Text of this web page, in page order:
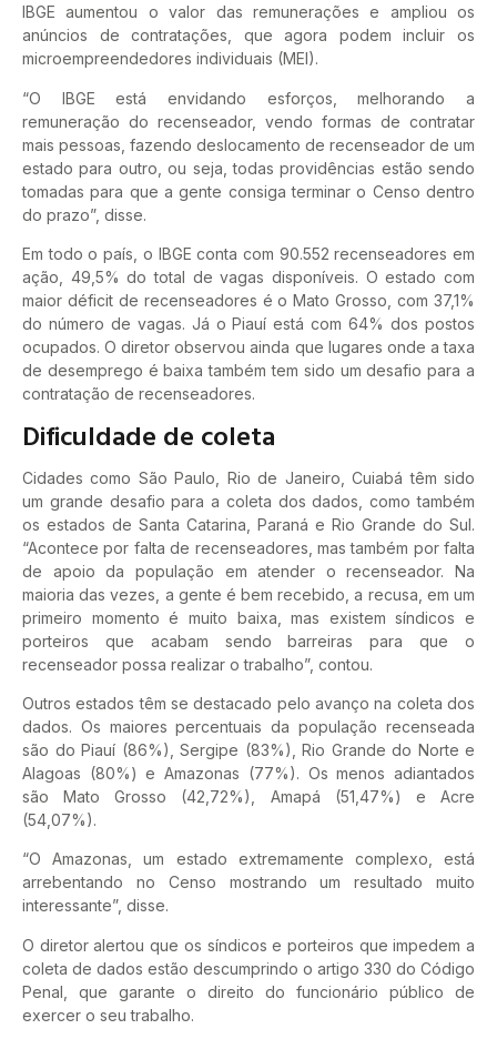
IBGE aumentou o valor das remunerações e ampliou os
anúncios de contratações, que agora podem incluir os
microempreendedores individuais (MEI).
“O IBGE está envidando esforços, melhorando a
remuneração do recenseador, vendo formas de contratar
mais pessoas, fazendo deslocamento de recenseador de um
estado para outro, ou seja, todas providências estão sendo
tomadas para que a gente consiga terminar o Censo dentro
do prazo”, disse.
Em todo o país, o IBGE conta com 90.552 recenseadores em
ação, 49,5% do total de vagas disponíveis. O estado com
maior déficit de recenseadores é o Mato Grosso, com 37,1%
do número de vagas. Já o Piauí está com 64% dos postos
ocupados. O diretor observou ainda que lugares onde a taxa
de desemprego é baixa também tem sido um desafio para a
contratação de recenseadores.
Dificuldade de coleta
Cidades como São Paulo, Rio de Janeiro, Cuiabá têm sido
um grande desafio para a coleta dos dados, como também
os estados de Santa Catarina, Paraná e Rio Grande do Sul.
“Acontece por falta de recenseadores, mas também por falta
de apoio da população em atender o recenseador. Na
maioria das vezes, a gente é bem recebido, a recusa, em um
primeiro momento é muito baixa, mas existem síndicos e
porteiros que acabam sendo barreiras para que o
recenseador possa realizar o trabalho”, contou.
Outros estados têm se destacado pelo avanço na coleta dos
dados. Os maiores percentuais da população recenseada
são do Piauí (86%), Sergipe (83%), Rio Grande do Norte e
Alagoas (80%) e Amazonas (77%). Os menos adiantados
são Mato Grosso (42,72%), Amapá (51,47%) e Acre
(54,07%).
“O Amazonas, um estado extremamente complexo, está
arrebentando no Censo mostrando um resultado muito
interessante”, disse.
O diretor alertou que os síndicos e porteiros que impedem a
coleta de dados estão descumprindo o artigo 330 do Código
Penal, que garante o direito do funcionário público de
exercer o seu trabalho.